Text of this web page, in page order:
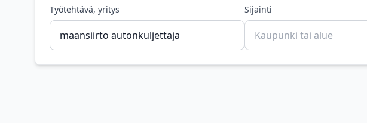
Työtehtävä, yritys Sijainti